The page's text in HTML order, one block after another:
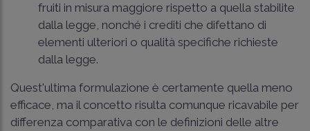
fruiti in misura maggiore rispetto a quella stabilite
dalla legge, nonché i crediti che difettano di
elementi ulteriori o qualità specifiche richieste
dalla legge.
Quest'ultima formulazione è certamente quella meno
efficace, ma il concetto risulta comunque ricavabile per
differenza comparativa con le definizioni delle altre